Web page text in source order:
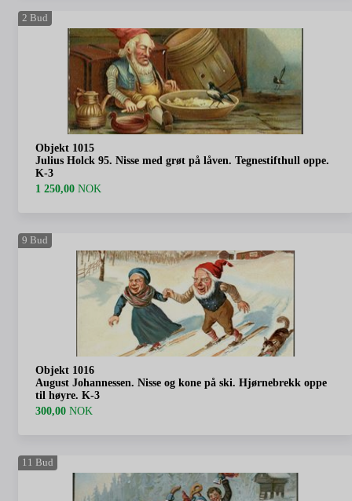
2 Bud
Objekt 1015
Julius Holck 95. Nisse med grøt på låven. Tegnestifthull oppe.
K-3
1 250,00 NOK
9 Bud
Objekt 1016
August Johannessen. Nisse og kone på ski. Hjørnebrekk oppe
til høyre. K-3
300,00 NOK
11 Bud